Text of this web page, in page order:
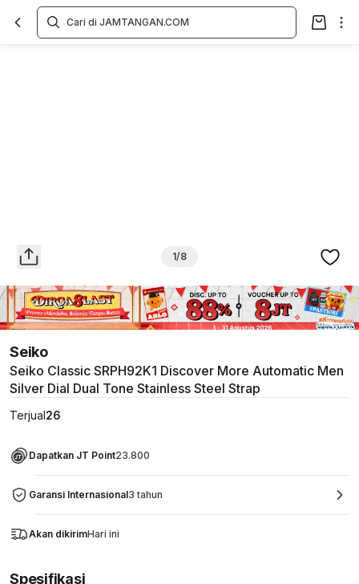
1/8
Seiko
Seiko Classic SRPH92K1 Discover More Automatic Men
Silver Dial Dual Tone Stainless Steel Strap
Terjual26
Dapatkan JT Point23.800
Garansi Internasional3 tahun
Akan dikirimHari ini
Spesifikasi